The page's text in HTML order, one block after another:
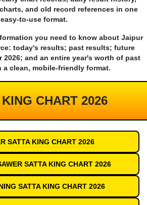
and old record references in one
easy-to-use format.
you need to know about Jaipur
today's results; past results; future
and an entire year's worth of past
a clean, mobile-friendly format.
CHART 2026
SATTA KING CHART 2026
SATTA KING CHART 2026
SATTA KING CHART 2026